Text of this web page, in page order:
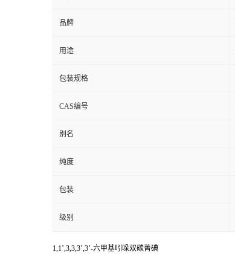
品牌
用途
包装规格
CAS编号
别名
纯度
包装
级别
1,1’,3,3,3’,3’-六甲基吲哚双碳菁碘